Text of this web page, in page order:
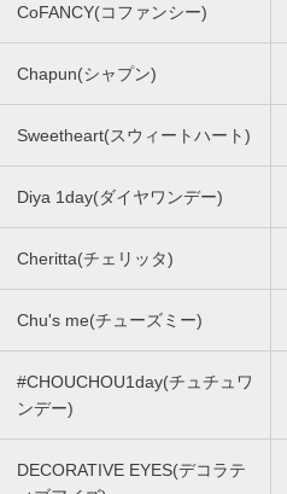
CoFANCY(コファンシー)
Chapun(シャプン)
Sweetheart(スウィートハート)
Diya 1day(ダイヤワンデー)
Cheritta(チェリッタ)
Chu's me(チューズミー)
#CHOUCHOU1day(チュチュワ
ンデー)
DECORATIVE EYES(デコラテ